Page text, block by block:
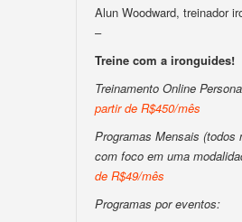
Alun Woodward, treinador
–
Treine com a ironguides!
Treinamento Online
partir de R$450/mês
Programas Mensais (todos
com foco em uma
de R$49/mês
Programas por eventos: